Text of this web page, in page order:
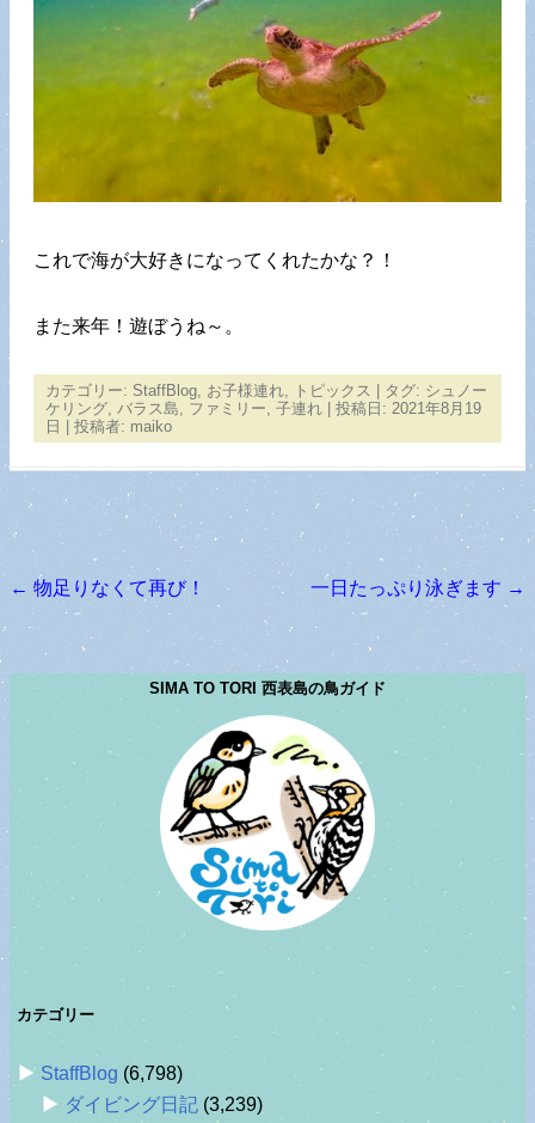
これで海が大好きになってくれたかな？！
また来年！遊ぼうね～。
カテゴリー: StaffBlog お子様連れ トピックス | タグ: シュノー
ケリング バラス島 ファミリー 子連れ | 投稿日: 2021年8月19
日
投稿者: maiko
投稿ナビゲーション
← 物足りなくて再び！ 一日たっぷり泳ぎます →
SIMA TO TORI 西表島の鳥ガイド
カテゴリー
StaffBlog (6,798)
ダイビング日記 (3,239)